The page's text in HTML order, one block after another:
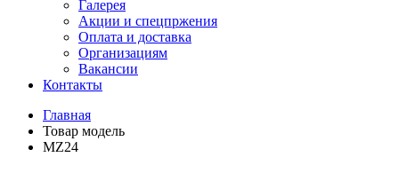
Галерея
Акции и спецпржения
Оплата и доставка
Организациям
Вакансии
Контакты
Главная
Товар модель
MZ24